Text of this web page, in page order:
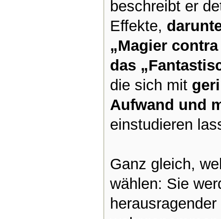
beschreibt er
Effekte,
„Magier
das
die sich mit
Aufwand und
einstudieren
Ganz gleich,
wählen: Sie